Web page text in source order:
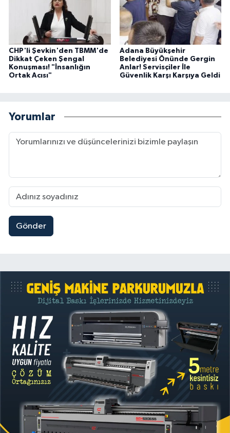
CHP'li Şevkin'den TBMM'de
Dikkat Çeken Şengal
Konuşması! "İnsanlığın
Ortak Acısı"
Adana Büyükşehir
Belediyesi Önünde Gergin
Anlar! Servisçiler İle
Güvenlik Karşı Karşıya Geldi
Yorumlar
Gönder